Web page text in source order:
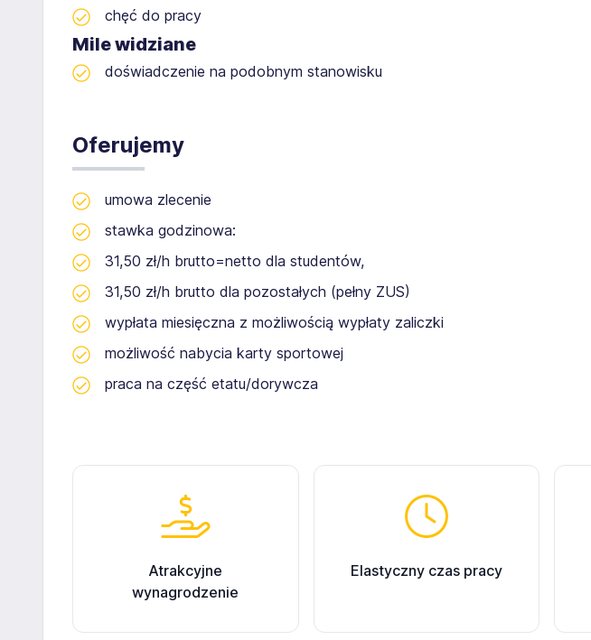
chęć do pracy
Mile widziane
doświadczenie na podobnym stanowisku
Oferujemy
umowa zlecenie
stawka godzinowa:
31,50 zł/h brutto=netto dla studentów,
31,50 zł/h brutto dla pozostałych (pełny ZUS)
wypłata miesięczna z możliwością wypłaty zaliczki
możliwość nabycia karty sportowej
praca na część etatu/dorywcza
Atrakcyjne
wynagrodzenie
Elastyczny czas pracy